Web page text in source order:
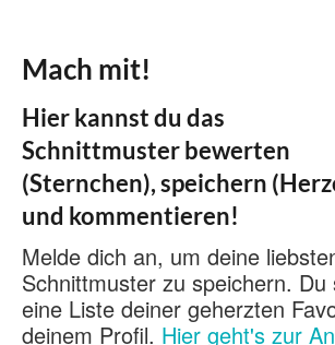
Mach mit!
Hier kannst du das
Schnittmuster bewerten
(Sternchen), speichern
und kommentieren!
Melde dich an, um deine
Schnittmuster zu speichern. Du
eine Liste deiner geherzten
deinem Profil. Hier geht's zur